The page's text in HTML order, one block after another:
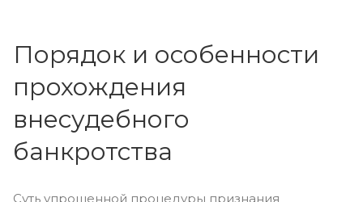
Порядок и особенности
прохождения
внесудебного
банкротства
Суть упрощенной процедуры признания